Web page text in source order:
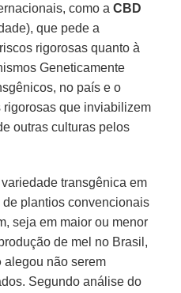
como aCBD
que pede a
rigorosas quanto à
Geneticamente
no país e o
que inviabilizem
outras culturas pelos
transgênica em
plantios convencionais
seja em maior ou menor
de mel no Brasil,
alegou não serem
Segundo análise do